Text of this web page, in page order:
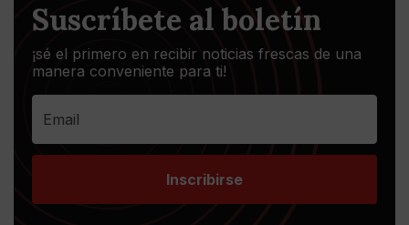
Suscríbete al boletín
¡sé el primero en recibir noticias frescas de una
manera conveniente para ti!
Inscribirse